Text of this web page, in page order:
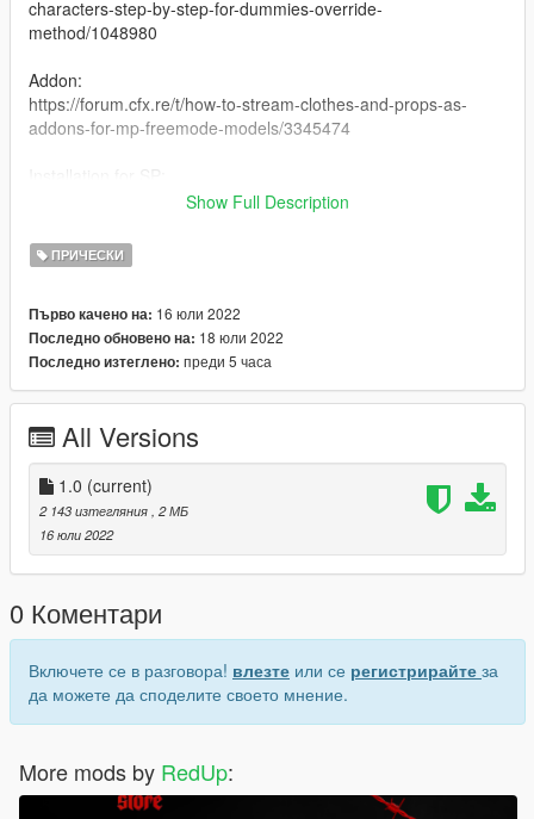
characters-step-by-step-for-dummies-override-
method/1048980
Addon:
https://forum.cfx.re/t/how-to-stream-clothes-and-props-as-
addons-for-mp-freemode-models/3345474
I have never installed mods for SP so my recommendation is
https://www.gta5-mods.com/misc/mpclothes-addon-clothing-
slots
Conversion TS4
Show Full Description
ПРИЧЕСКИ
Първо качено на: 16 юли 2022
Последно обновено на: 18 юли 2022
Последно изтеглено: преди 5 часа
All Versions
1.0 (current)
2 143 изтегляния , 2 МБ
16 юли 2022
0 Коментари
Включете се в разговора! влезте или се регистрирайте за
да можете да споделите своето мнение.
More mods by RedUp: